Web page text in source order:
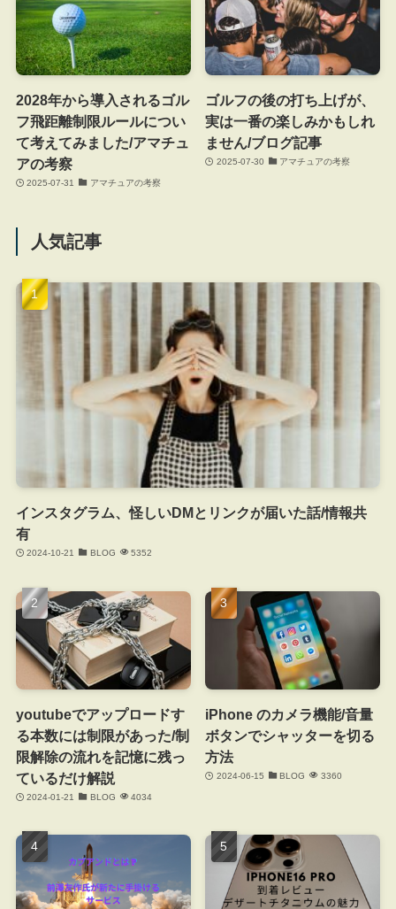
2028年から導入されるゴル
フ飛距離制限ルールについ
て考えてみました/アマチュ
アの考察
2025-07-31 アマチュアの考察
ゴルフの後の打ち上げが、
実は一番の楽しみかもしれ
ません/ブログ記事
2025-07-30 アマチュアの考察
人気記事
インスタグラム、怪しいDMとリンクが届いた話/情報共
有
2024-10-21 BLOG 5352
youtubeでアップロードす
る本数には制限があった/制
限解除の流れを記憶に残っ
ているだけ解説
2024-01-21 BLOG 4034
iPhone のカメラ機能/音量
ボタンでシャッターを切る
方法
2024-06-15 BLOG 3360